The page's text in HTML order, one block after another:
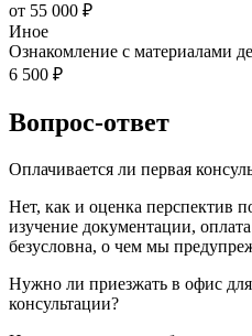
от 55 000 ₽
Иное
Ознакомление с материалами
6 500 ₽
Вопрос-ответ
Оплачивается ли первая
Нет, как и оценка перспектив
изучение документации,
безусловна, о чем мы
Нужно ли приезжать в офис
консультации?